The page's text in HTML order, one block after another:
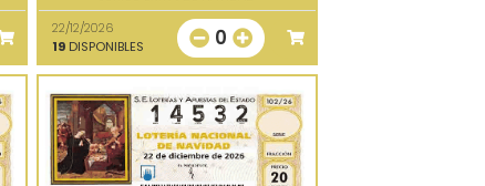
22/12/2026
19DISPONIBLES 0